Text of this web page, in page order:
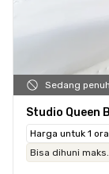
Sedang penuh
Studio Queen B
Harga untuk 1
Bisa dihuni